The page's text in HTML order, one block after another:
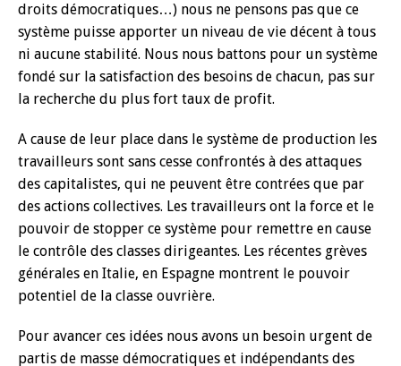
droits démocratiques…) nous ne pensons pas que ce
système puisse apporter un niveau de vie décent à tous
ni aucune stabilité. Nous nous battons pour un système
fondé sur la satisfaction des besoins de chacun, pas sur
la recherche du plus fort taux de profit.
A cause de leur place dans le système de production les
travailleurs sont sans cesse confrontés à des attaques
des capitalistes, qui ne peuvent être contrées que par
des actions collectives. Les travailleurs ont la force et le
pouvoir de stopper ce système pour remettre en cause
le contrôle des classes dirigeantes. Les récentes grèves
générales en Italie, en Espagne montrent le pouvoir
potentiel de la classe ouvrière.
Pour avancer ces idées nous avons un besoin urgent de
partis de masse démocratiques et indépendants des